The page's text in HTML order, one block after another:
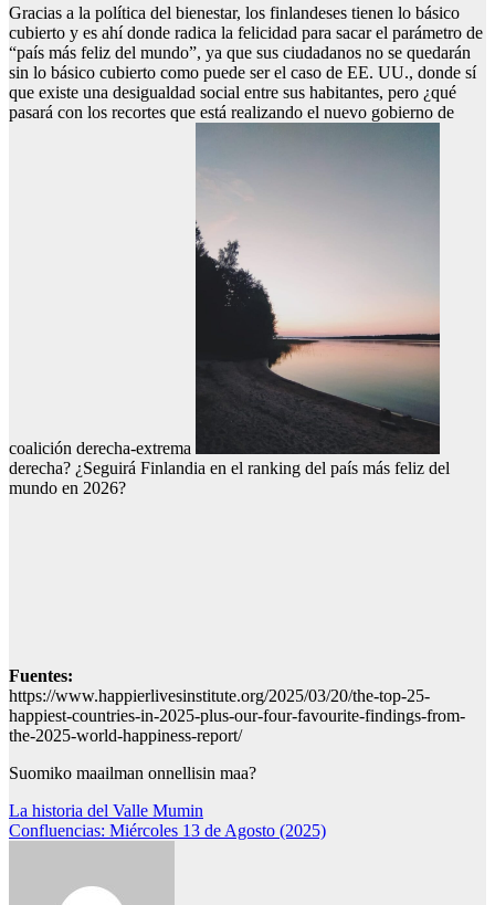
Gracias a la política del bienestar, los finlandeses tienen lo básico
cubierto y es ahí donde radica la felicidad para sacar el parámetro de
“país más feliz del mundo”, ya que sus ciudadanos no se quedarán
sin lo básico cubierto como puede ser el caso de EE. UU., donde sí
que existe una desigualdad social entre sus habitantes, pero ¿qué
pasará con los recortes que está realizando el nuevo gobierno de
coalición derecha-extrema
derecha? ¿Seguirá Finlandia en el ranking del país más feliz del
mundo en 2026?
Fuentes:
https://www.happierlivesinstitute.org/2025/03/20/the-top-25-
happiest-countries-in-2025-plus-our-four-favourite-findings-from-
the-2025-world-happiness-report/
Suomiko maailman onnellisin maa?
Navegación
de
La historia del Valle Mumin
Confluencias: Miércoles 13 de Agosto (2025)